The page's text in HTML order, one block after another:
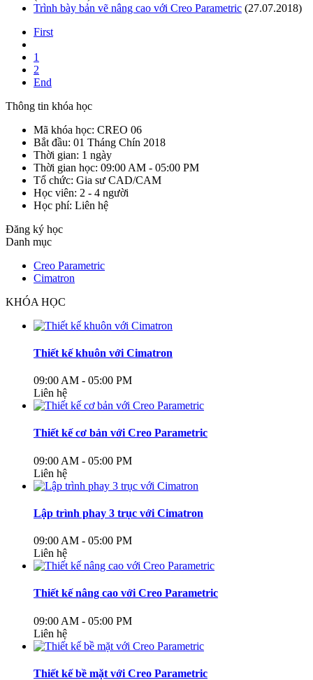
Trình bày bản vẽ nâng cao với Creo Parametric (27.07.2018)
First
1
2
End
Thông tin khóa học
Mã khóa học: CREO 06
Bắt đầu: 01 Tháng Chín 2018
Thời gian: 1 ngày
Thời gian học: 09:00 AM - 05:00 PM
Tổ chức: Gia sư CAD/CAM
Học viên: 2 - 4 người
Học phí: Liên hệ
Đăng ký học
Danh mục
Creo Parametric
Cimatron
KHÓA HỌC
Thiết kế khuôn với Cimatron
09:00 AM - 05:00 PM
Liên hệ
Thiết kế cơ bản với Creo Parametric
09:00 AM - 05:00 PM
Liên hệ
Lập trình phay 3 trục với Cimatron
09:00 AM - 05:00 PM
Liên hệ
Thiết kế nâng cao với Creo Parametric
09:00 AM - 05:00 PM
Liên hệ
Thiết kế bề mặt với Creo Parametric